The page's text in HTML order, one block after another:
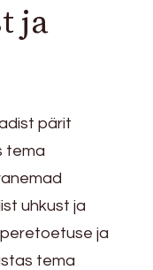
ja
pärit
tema
uhkust ja
ja
tema